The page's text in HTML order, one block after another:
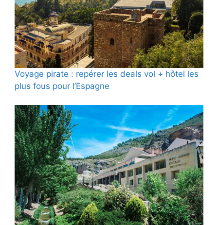
Voyage pirate : repérer les deals vol + hôtel les
plus fous pour l’Espagne